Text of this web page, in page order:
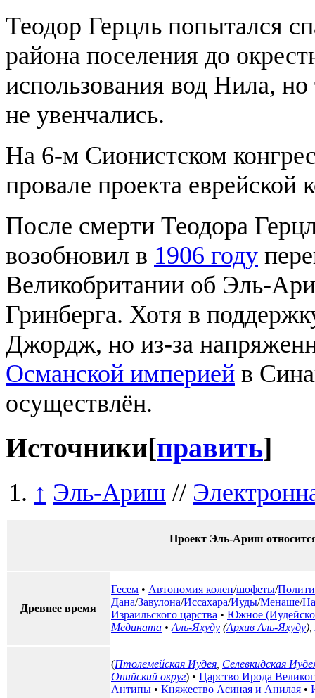
Теодор Герцль попытался
района поселения до
использования вод Нила,
не увенчались.
На 6-м Сионистском
провале проекта
После смерти Теодора
возобновил в 1906 году
Великобритании об Эль-
Гринберга. Хотя в
Джордж, но из-за
Османской империей в
осуществлён.
Источники[править]
↑ Эль-Ариш //
Проект Эль-Ариш
Древнее время
Гесем • Автономия колен/шофеты/
Дана/Завулона/Иссахара/Иуды/Менаше/
Израильского царства • Южное
Медината •Аль-Яхуду (Архив Аль-Яхуду),
(Птолемейская Иудея, Селевкидская
Онийский округ) • Царство Ирода
Антипы • Княжество Асиная и Анилая •